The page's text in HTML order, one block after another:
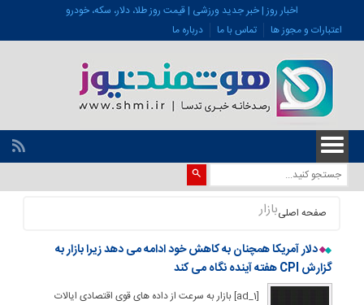
اخبار روز | خبر جدید ورزشی | قیمت روز طلا، دلار، سکه، خودرو
اعتبارات و مجوز ها
تماس با ما درباره ما
صفحه اصلیبازار
دلار آمریکا همچنان به کاهش خود ادامه می دهد زیرا بازار به
گزارش CPI هفته آینده نگاه می کند
[ad_1] بازار به سرعت از داده های قوی اقتصادی ایالات